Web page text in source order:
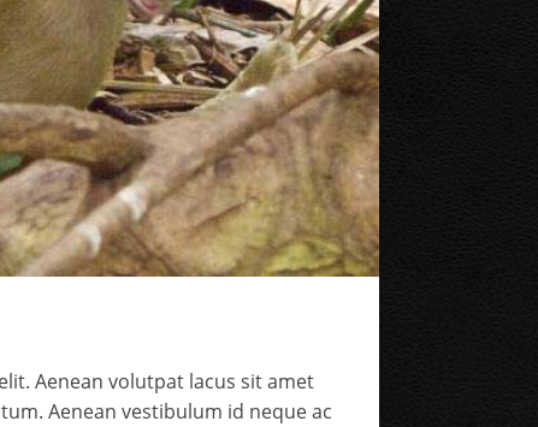
Aenean volutpat lacus sit amet
Aenean vestibulum id neque ac